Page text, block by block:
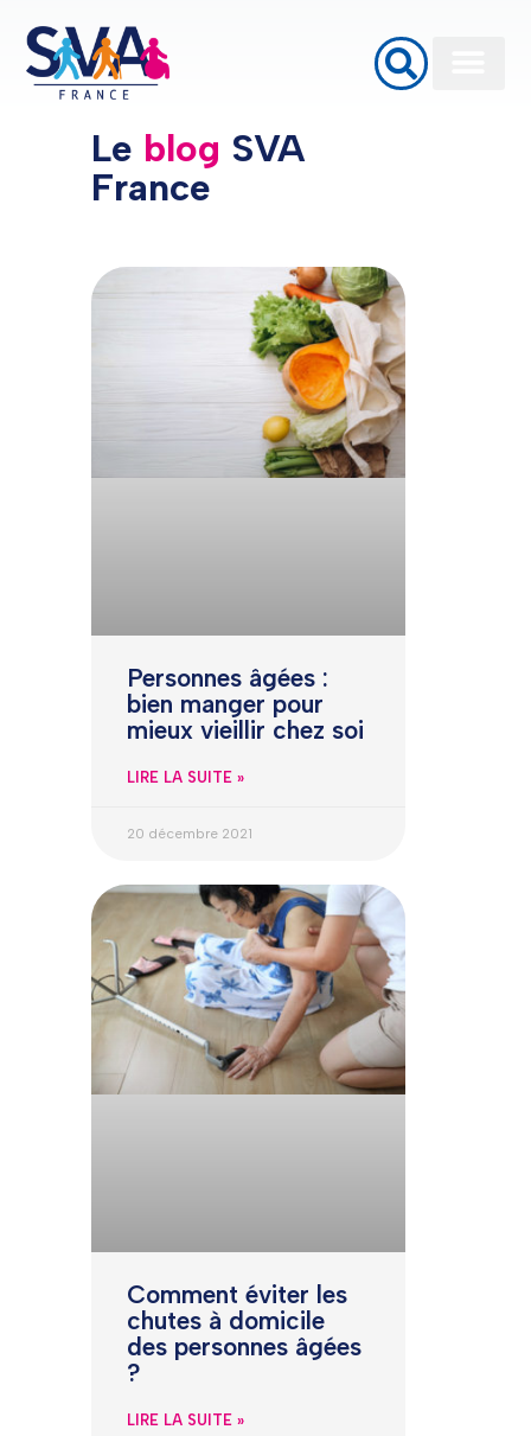
Le blog SVA
France
Personnes âgées :
bien manger pour
mieux vieillir chez soi
LIRE LA SUITE »
20 décembre 2021
Comment éviter les
chutes à domicile
des personnes âgées
?
LIRE LA SUITE »